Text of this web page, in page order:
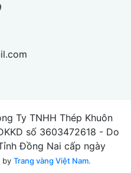
Ty TNHH Thép Khuôn
số 3603472618 - Do
Đồng Nai cấp ngày
by Trang vàng Việt Nam.